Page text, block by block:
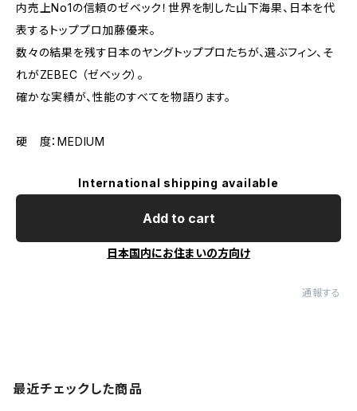
内売上No1の信頼のゼベック！世界を制した山下海果、日本を代
表するトッププロ加藤優来。
数々の結果を残す日本のヤングトッププロたちが、選ぶフィン、そ
れがZEBEC （ゼベック）。
確かな実績が、性能のすべてを物語ります。
硬 度：MEDIUM
International shipping available
Add to cart
日本国内にお住まいの方向け
通報する
最近チェックした商品